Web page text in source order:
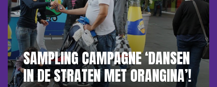
SAMPLING CAMPAGNE ‘DANSEN
IN DE STRATEN MET ORANGINA’!